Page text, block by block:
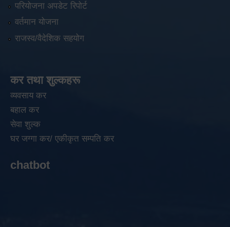
परियोजना अपडेट रिपोर्ट
वर्तमान योजना
राजस्व/वैदेशिक सहयोग
कर तथा शुल्कहरू
व्यवसाय कर
बहाल कर
सेवा शुल्क
घर जग्गा कर/ एकीकृत सम्पति कर
chatbot